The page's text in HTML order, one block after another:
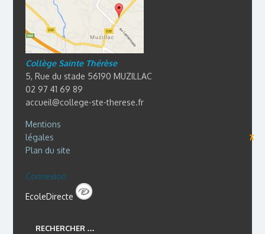
Collège Sainte Thérèse
5, Rue du stade 56190 MUZILLAC
02 97 41 69 89
accueil@college-ste-therese.fr
Mentions
légales
⊼
Plan du site
Connexion
EcoleDirecte
RECHERCHER …